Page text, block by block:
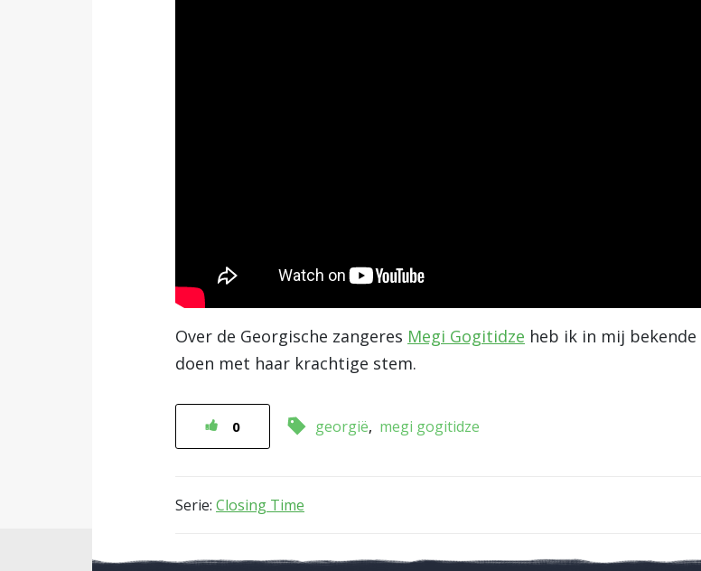
Over de Georgische zangeres Megi Gogitidze heb ik in mij
doen met haar krachtige stem.
0 georgië megi gogitidze
Serie: Closing Time